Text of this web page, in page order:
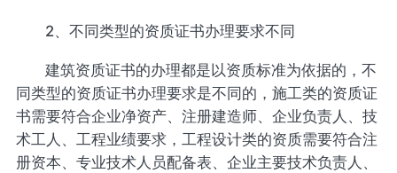
2、不同类型的资质证书办理要求不同
建筑资质证书的办理都是以资质标准为依据的，不
同类型的资质证书办理要求是不同的，施工类的资质证
书需要符合企业净资产、注册建造师、企业负责人、技
术工人、工程业绩要求，工程设计类的资质需要符合注
册资本、专业技术人员配备表、企业主要技术负责人、